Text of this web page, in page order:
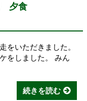
夕食
をいただきました。
をしました。 みん
続きを読む